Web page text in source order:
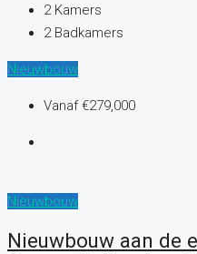
2 Kamers
2 Badkamers
Nieuwbouw
Vanaf€279,000
Nieuwbouw
Nieuwbouw aan de